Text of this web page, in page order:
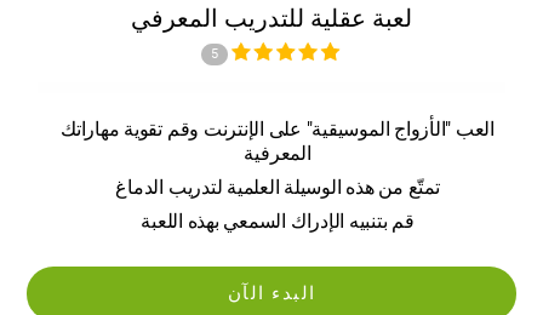
لعبة عقلية للتدريب المعرفي
5
العب "الأزواج الموسيقية" على الإنترنت وقم تقوية مهاراتك
المعرفية
تمتّع من هذه الوسيلة العلمية لتدريب الدماغ
قم بتنبيه الإدراك السمعي بهذه اللعبة
البدء الآن